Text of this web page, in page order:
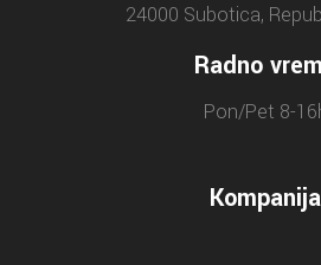
24000 Subotica,
Radno
Pon/Pet 8-
Kompanija